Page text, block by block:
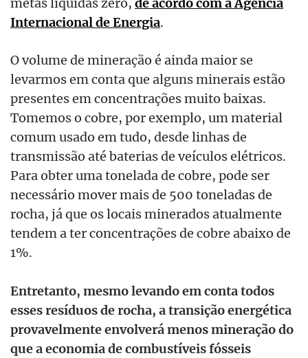
Internacional de Energia.
O volume de mineração é ainda maior se
levarmos em conta que alguns minerais estão
presentes em concentrações muito baixas.
Tomemos o cobre, por exemplo, um material
comum usado em tudo, desde linhas de
transmissão até baterias de veículos elétricos.
Para obter uma tonelada de cobre, pode ser
necessário mover mais de 500 toneladas de
rocha, já que os locais minerados atualmente
tendem a ter concentrações de cobre abaixo de
1%.
Entretanto, mesmo levando em conta todos
esses resíduos de rocha, a transição energética
provavelmente envolverá menos mineração do
que a economia de combustíveis fósseis